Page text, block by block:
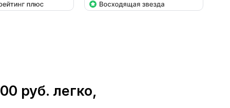
руб. легко,